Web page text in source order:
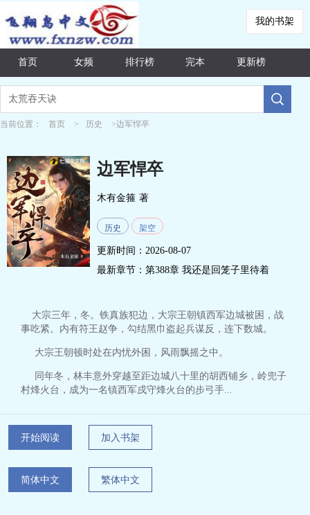
我的书架
首页 女频 排行榜 完本 更新榜
当前位置： 首页 > 历史 >边军悍卒
边军悍卒
木有金箍 著
历史 架空
更新时间：2026-08-07
最新章节： 第388章 我还是回笼子里待着
大宗三年，冬。铁真族犯边，大宗王朝镇西军边城被困，战
事吃紧。内有符王赵争，勾结黑巾盗起兵谋反，连下数城。
大宗王朝顿时处在内忧外困，风雨飘摇之中。
同年冬，林丰意外穿越至距边城八十里的胡西铺乡，岭兜子
村烽火台，成为一名镇西军戍守烽火台的步弓手...
开始阅读 加入书架
简体中文 繁体中文